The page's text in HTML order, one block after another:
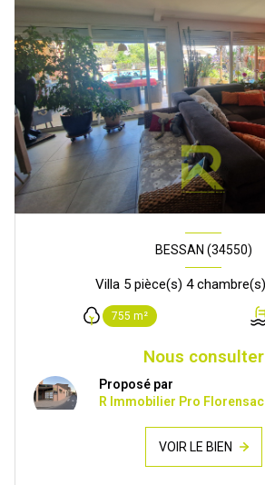
BESSAN (34550)
755 m²
Nous consulter
Proposé par
R Immobilier Pro Florensac
VOIR LE BIEN